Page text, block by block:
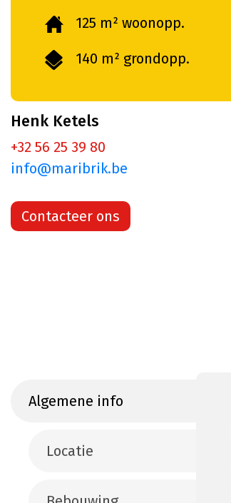
125 m² woonopp.
140 m² grondopp.
Henk Ketels
+32 56 25 39 80
info@maribrik.be
Contacteer ons
Algemene info
Locatie